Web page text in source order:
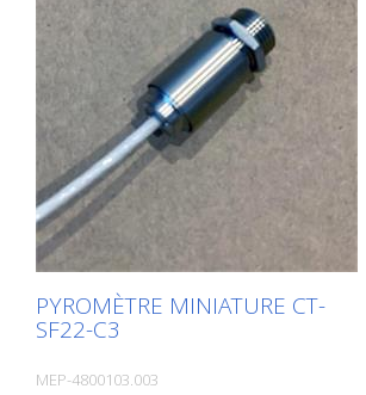
PYROMÈTRE MINIATURE CT-
SF22-C3
MEP-4800103.003